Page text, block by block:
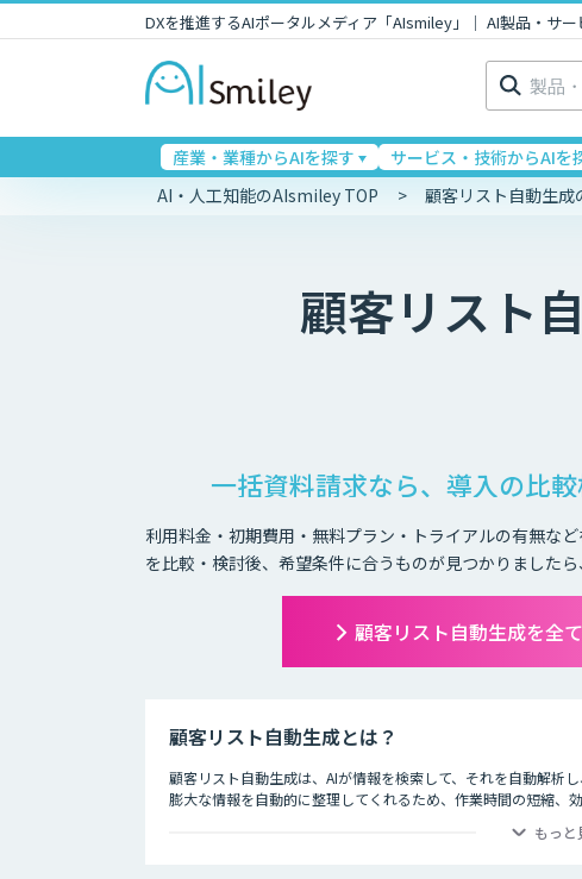
DXを推進するAIポータルメディア「AIsmiley」｜ AI製品・サ
検
索:
産業・業種からAIを探す サービス・技術からAIを
AI・人工知能のAIsmiley TOP 顧客リスト自動生成
顧客リスト
一括資料請求なら、導入の比
利用料金・初期費用・無料プラン・トライアルの有無な
を比較・検討後、希望条件に合うものが見つかりました
顧客リスト自動生成を全
顧客リスト自動生成とは？
顧客リスト自動生成は、AIが情報を検索して、それを自動解析
膨大な情報を自動的に整理してくれるため、作業時間の短縮、効
新しい顧客リストを作成する時、手作業で一件一件リストを作
もっと